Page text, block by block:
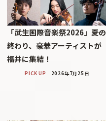
「武生国際音楽祭2026」――夏の
終わり、豪華アーティストが
福井に集結！
PICK UP 2026年7月25日